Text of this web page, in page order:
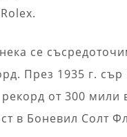
се
През 1935 г.
от 300 мили
в Боневил Солт